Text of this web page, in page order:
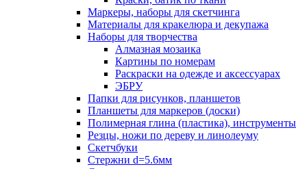
Маркеры, наборы для скетчинга
Материалы для кракелюра и декупажа
Наборы для творчества
Алмазная мозаика
Картины по номерам
Раскраски на одежде и аксессуарах
ЭБРУ
Папки для рисунков, планшетов
Планшеты для маркеров (доски)
Полимерная глина (пластика), инструменты
Резцы, ножи по дереву и линолеуму
Скетчбуки
Стержни d=5.6мм